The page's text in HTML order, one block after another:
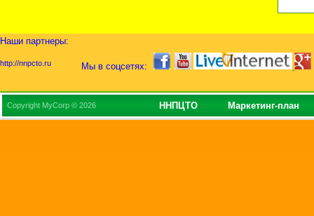
Наши партнеры:
Мы в соцсетях:
http://nnpcto.ru
Copyright MyCorp © 2026 ННПЦТО Маркетинг-план